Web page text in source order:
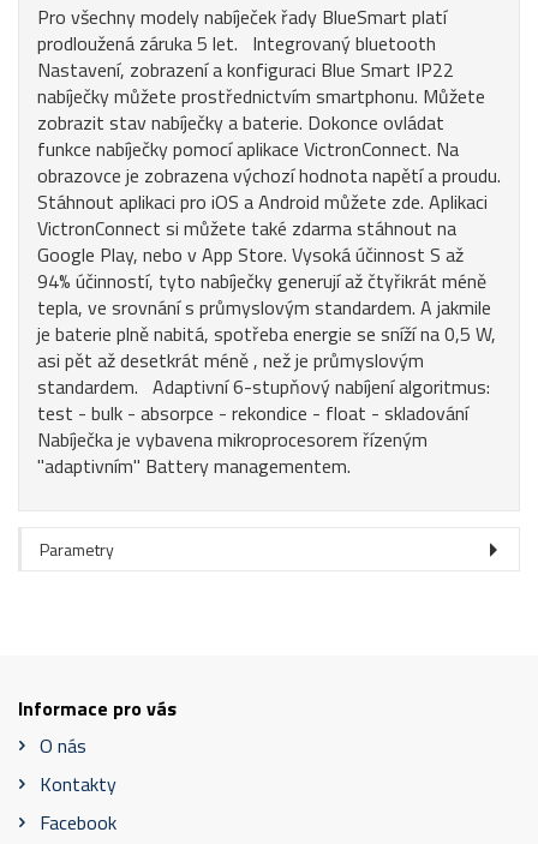
Pro všechny modely nabíječek řady BlueSmart platí
prodloužená záruka 5 let. Integrovaný bluetooth
Nastavení, zobrazení a konfiguraci Blue Smart IP22
nabíječky můžete prostřednictvím smartphonu. Můžete
zobrazit stav nabíječky a baterie. Dokonce ovládat
funkce nabíječky pomocí aplikace VictronConnect. Na
obrazovce je zobrazena výchozí hodnota napětí a proudu.
Stáhnout aplikaci pro iOS a Android můžete zde. Aplikaci
VictronConnect si můžete také zdarma stáhnout na
Google Play, nebo v App Store. Vysoká účinnost S až
94% účinností, tyto nabíječky generují až čtyřikrát méně
tepla, ve srovnání s průmyslovým standardem. A jakmile
je baterie plně nabitá, spotřeba energie se sníží na 0,5 W,
asi pět až desetkrát méně , než je průmyslovým
standardem. Adaptivní 6-stupňový nabíjení algoritmus:
test - bulk - absorpce - rekondice - float - skladování
Nabíječka je vybavena mikroprocesorem řízeným
"adaptivním" Battery managementem.
Parametry
Informace pro vás
O nás
Kontakty
Facebook